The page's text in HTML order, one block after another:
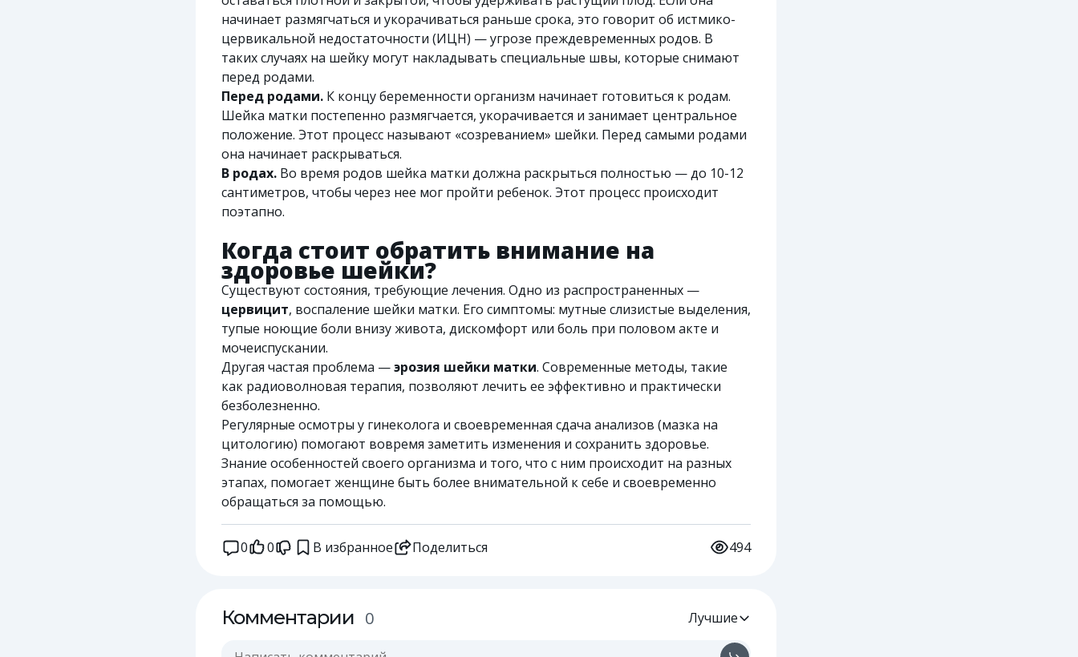
начинает размягчаться и укорачиваться раньше срока, это говорит об истмико-
цервикальной недостаточности (ИЦН) — угрозе преждевременных родов. В
таких случаях на шейку могут накладывать специальные швы, которые снимают
перед родами.
Перед родами. К концу беременности организм начинает готовиться к родам.
Шейка матки постепенно размягчается, укорачивается и занимает центральное
положение. Этот процесс называют «созреванием» шейки. Перед самыми родами
она начинает раскрываться.
В родах. Во время родов шейка матки должна раскрыться полностью — до 10-12
сантиметров, чтобы через нее мог пройти ребенок. Этот процесс происходит
поэтапно.
Когда стоит обратить внимание на
здоровье шейки?
Существуют состояния, требующие лечения. Одно из распространенных —
цервицит, воспаление шейки матки. Его симптомы: мутные слизистые выделения,
тупые ноющие боли внизу живота, дискомфорт или боль при половом акте и
мочеиспускании.
Другая частая проблема —эрозия шейки матки. Современные методы, такие
как радиоволновая терапия, позволяют лечить ее эффективно и практически
безболезненно.
Регулярные осмотры у гинеколога и своевременная сдача анализов (мазка на
цитологию) помогают вовремя заметить изменения и сохранить здоровье.
Знание особенностей своего организма и того, что с ним происходит на разных
этапах, помогает женщине быть более внимательной к себе и своевременно
обращаться за помощью.
0 0 В избранное Поделиться 494
Комментарии 0 Лучшие